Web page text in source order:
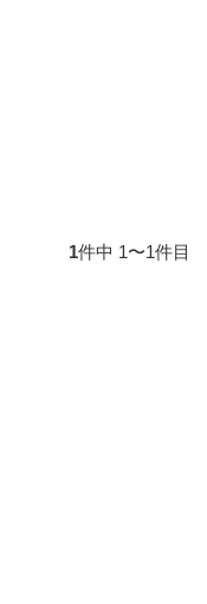
1件中 1〜1件目